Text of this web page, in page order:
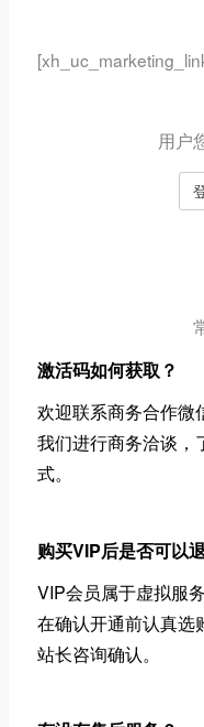
用户
激活码如何获取？
欢迎联系商务合作微
我们进行商务洽谈，
式。
购买VIP后是否可以
VIP会员属于虚拟服
在确认开通前认真选
站长咨询确认。